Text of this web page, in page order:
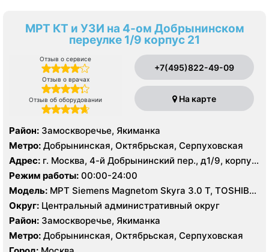
МРТ КТ и УЗИ на 4-ом Добрынинском
переулке 1/9 корпус 21
Отзыв о сервисе
Отзыв о врачах
Отзыв об оборудовании
+7(495)822-49-09
На карте
Район: Замоскворечье, Якиманка
Метро: Добрынинская, Октябрьская, Серпуховская
Адрес: г. Москва, 4-й Добрынинский пер., д1/9, корпус
21
Режим работы: 00:00-24:00
Модель: МРТ Siemens Magnetom Skyra 3.0 Т, TOSHIBA
Excelart Vantage Atlas-X 1.5 T, КТ Toshiba Aquilion
PRIME 160 срезов, УЗИ
Округ: Центральный административный округ
Район: Замоскворечье, Якиманка
Метро: Добрынинская, Октябрьская, Серпуховская